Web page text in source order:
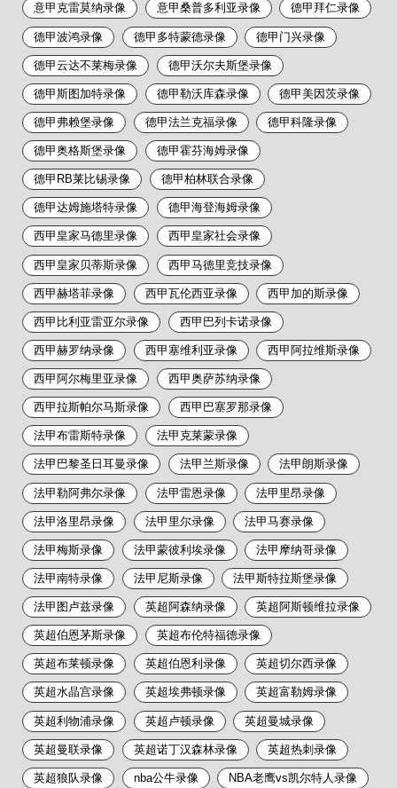
意甲克雷莫纳录像 意甲桑普多利亚录像 德甲拜仁录像
德甲波鸿录像 德甲多特蒙德录像 德甲门兴录像
德甲云达不莱梅录像 德甲沃尔夫斯堡录像
德甲斯图加特录像 德甲勒沃库森录像 德甲美因茨录像
德甲弗赖堡录像 德甲法兰克福录像 德甲科隆录像
德甲奥格斯堡录像 德甲霍芬海姆录像
德甲RB莱比锡录像 德甲柏林联合录像
德甲达姆施塔特录像 德甲海登海姆录像
西甲皇家马德里录像 西甲皇家社会录像
西甲皇家贝蒂斯录像 西甲马德里竞技录像
西甲赫塔菲录像 西甲瓦伦西亚录像 西甲加的斯录像
西甲比利亚雷亚尔录像 西甲巴列卡诺录像
西甲赫罗纳录像 西甲塞维利亚录像 西甲阿拉维斯录像
西甲阿尔梅里亚录像 西甲奥萨苏纳录像
西甲拉斯帕尔马斯录像 西甲巴塞罗那录像
法甲布雷斯特录像 法甲克莱蒙录像
法甲巴黎圣日耳曼录像 法甲兰斯录像 法甲朗斯录像
法甲勒阿弗尔录像 法甲雷恩录像 法甲里昂录像
法甲洛里昂录像 法甲里尔录像 法甲马赛录像
法甲梅斯录像 法甲蒙彼利埃录像 法甲摩纳哥录像
法甲南特录像 法甲尼斯录像 法甲斯特拉斯堡录像
法甲图卢兹录像 英超阿森纳录像 英超阿斯顿维拉录像
英超伯恩茅斯录像 英超布伦特福德录像
英超布莱顿录像 英超伯恩利录像 英超切尔西录像
英超水晶宫录像 英超埃弗顿录像 英超富勒姆录像
英超利物浦录像 英超卢顿录像 英超曼城录像
英超曼联录像 英超诺丁汉森林录像 英超热刺录像
英超狼队录像 nba公牛录像 NBA老鹰vs凯尔特人录像